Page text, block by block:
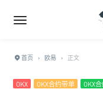
首页 › 欧易 › 正文
OKX OKX合约带单 OKX